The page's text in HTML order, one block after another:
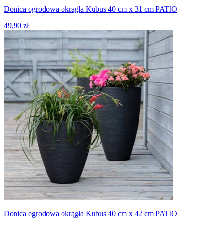
Donica ogrodowa okrągła Kubus 40 cm x 31 cm PATIO
49,90 zł
Donica ogrodowa okrągła Kubus 40 cm x 42 cm PATIO